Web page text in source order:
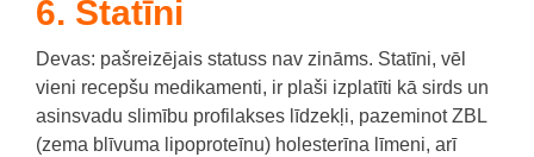
6. Statīni
Devas: pašreizējais statuss nav zināms. Statīni, vēl
vieni recepšu medikamenti, ir plaši izplatīti kā sirds un
asinsvadu slimību profilakses līdzekļi, pazeminot ZBL
(zema blīvuma lipoproteīnu) holesterīna līmeni, arī